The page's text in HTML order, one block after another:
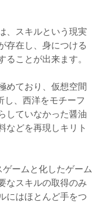
、スキルという現実
存在し、身につける
ことが出来ます。
めており、仮想空間
し、西洋をモチーフ
していなかった醤油
などを再現しキリト
ームと化したゲーム
なスキルの取得のみ
にはほとんど手をつ